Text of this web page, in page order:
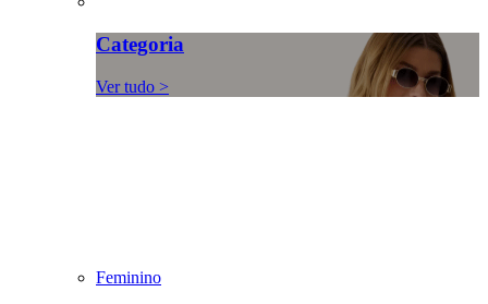
Categoria
Ver tudo >
Feminino